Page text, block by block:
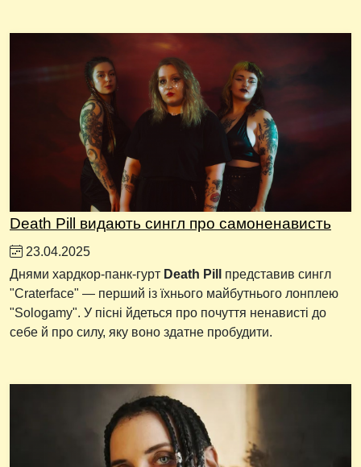
Death Pill видають сингл про самоненависть
23.04.2025
Днями хардкор-панк-гурт Death Pill представив сингл
"Craterface" — перший із їхнього майбутнього лонплею
"Sologamy". У пісні йдеться про почуття ненависті до
себе й про силу, яку воно здатне пробудити.